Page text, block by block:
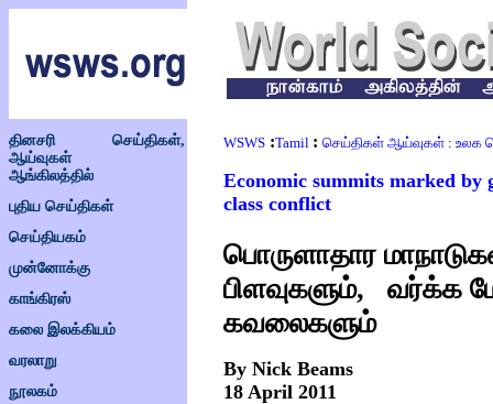
தினசரி செய்திகள்,
ஆய்வுகள்
ஆங்கிலத்தில்
புதிய செய்திகள்
செய்தியகம்
முன்னோக்கு
காங்கிரஸ்
கலை இலக்கியம்
வரலாறு
நூலகம்
WSWS :Tamil : செய்திகள் ஆய்வுகள் : உலக
Economic summits marked by
class conflict
பொருளாதார
பிளவுகளும், வர்க்க
கவலைகளும்
By Nick Beams
18 April 2011